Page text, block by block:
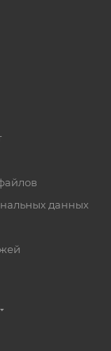
данных